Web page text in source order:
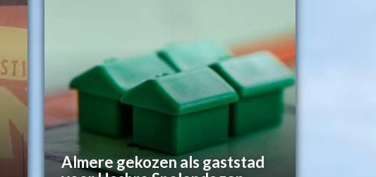
Almere gekozen als gaststad